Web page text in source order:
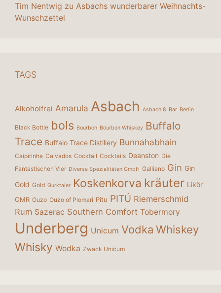
Tim Nentwig zu Asbachs wunderbarer Weihnachts-
Wunschzettel
TAGS
Alkoholfrei Amarula Asbach Asbach 8 Bar Berlin
Black Bottle bols Bourbon Bourbon Whiskey Buffalo
Trace Buffalo Trace Distillery Bunnahabhain
Caipirinha Calvados Cocktail Cocktails Deanston Die
Fantastischen Vier Diversa Spezialitäten GmbH Galliano Gin Gin
Gold Gold Gurktaler Koskenkorva kräuter Likör
OMR Ouzo Ouzo of Plomari Pitu PITÚ Riemerschmid
Rum Sazerac Southern Comfort Tobermory
Underberg Unicum Vodka Whiskey
Whisky Wodka Zwack Unicum